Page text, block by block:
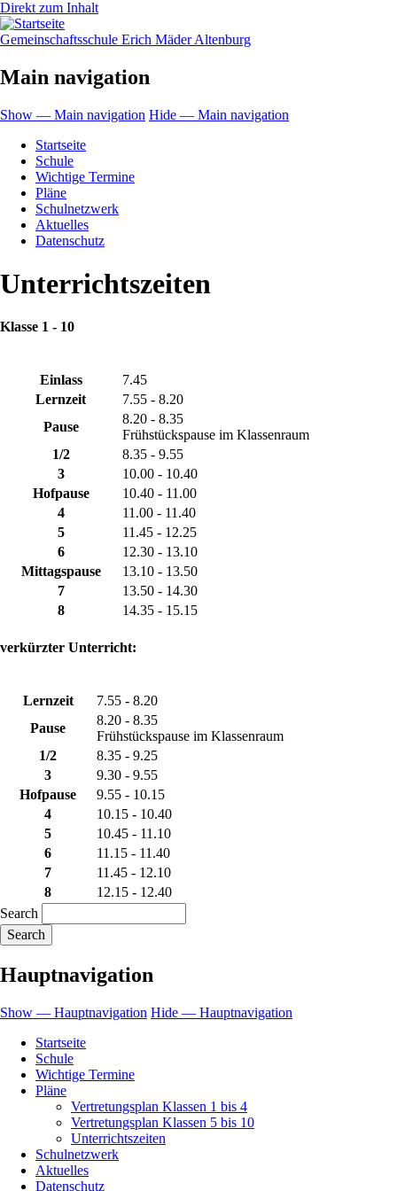
Direkt zum Inhalt
Gemeinschaftsschule Erich Mäder Altenburg
Main navigation
Show — Main navigation Hide — Main navigation
Startseite
Schule
Wichtige Termine
Pläne
Schulnetzwerk
Aktuelles
Datenschutz
Unterrichtszeiten
Klasse 1 - 10
Einlass
7.45
Lernzeit
7.55 - 8.20
Pause
8.20 - 8.35
Frühstückspause im Klassenraum
1/2
8.35 - 9.55
3
10.00 - 10.40
Hofpause
10.40 - 11.00
4
11.00 - 11.40
5
11.45 - 12.25
6
12.30 - 13.10
Mittagspause
13.10 - 13.50
7
13.50 - 14.30
8
14.35 - 15.15
verkürzter Unterricht:
Lernzeit
7.55 - 8.20
Pause
8.20 - 8.35
Frühstückspause im Klassenraum
1/2
8.35 - 9.25
3
9.30 - 9.55
Hofpause
9.55 - 10.15
4
10.15 - 10.40
5
10.45 - 11.10
6
11.15 - 11.40
7
11.45 - 12.10
8
12.15 - 12.40
Search
Hauptnavigation
Show — Hauptnavigation Hide — Hauptnavigation
Startseite
Schule
Wichtige Termine
Pläne
Vertretungsplan Klassen 1 bis 4
Vertretungsplan Klassen 5 bis 10
Unterrichtszeiten
Schulnetzwerk
Aktuelles
Datenschutz